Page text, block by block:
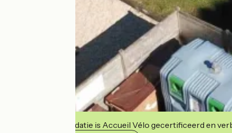
Deze accommodatie is Accueil Vélo gecertificeerd en